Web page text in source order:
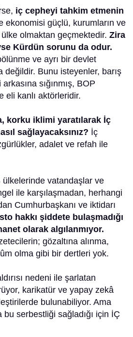
iç cepheyi tahkim etmenin
ekonomisi güçlü, kurumların ve
olmaktan geçmektedir. Zira
Kürdün sorunu da odur.
ve ayrı bir devlet
değildir. Bunu isteyenler, barış
sığınmış, BOP
eli kanlı aktörleridir.
korku iklimi yaratılarak İç
sağlayacaksınız? İç
adalet ve refah ile
vatandaşlar ve
ile karşılaşmadan, herhangi
Cumhurbaşkanı ve iktidarı
hakkı şiddete bulaşmadığı
olarak algılanmıyor.
gözaltına alınma,
olma gibi bir dertleri yok.
nedeni ile şarlatan
karikatür ve yapay zekâ
bulunabiliyor. Ama
bu serbestliği sağladığı için İÇ